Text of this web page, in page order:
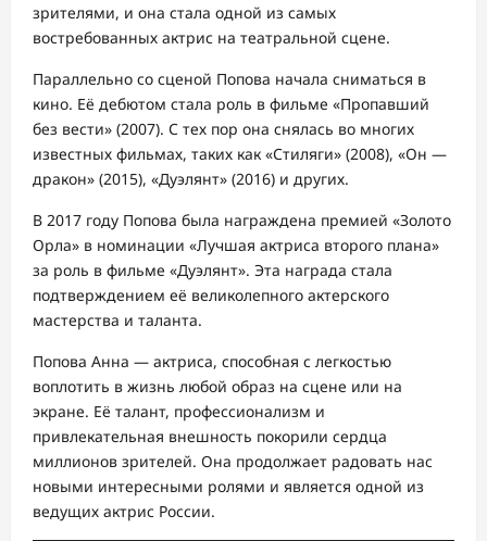
зрителями, и она стала одной из самых
востребованных актрис на театральной сцене.
Параллельно со сценой Попова начала сниматься в
кино. Её дебютом стала роль в фильме «Пропавший
без вести» (2007). С тех пор она снялась во многих
известных фильмах, таких как «Стиляги» (2008), «Он —
дракон» (2015), «Дуэлянт» (2016) и других.
В 2017 году Попова была награждена премией «Золото
Орла» в номинации «Лучшая актриса второго плана»
за роль в фильме «Дуэлянт». Эта награда стала
подтверждением её великолепного актерского
мастерства и таланта.
Попова Анна — актриса, способная с легкостью
воплотить в жизнь любой образ на сцене или на
экране. Её талант, профессионализм и
привлекательная внешность покорили сердца
миллионов зрителей. Она продолжает радовать нас
новыми интересными ролями и является одной из
ведущих актрис России.